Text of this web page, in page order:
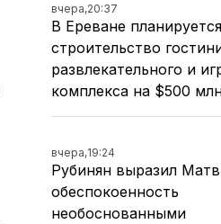
вчера,20:37
В Ереване планируется
строительство
развлекательного и
комплекса на $500
вчера,19:24
Рубинян выразил
обеспокоенность
необоснованными